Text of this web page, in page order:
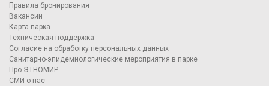
Правила бронирования
Вакансии
Карта парка
Техническая поддержка
Согласие на обработку персональных данных
Санитарно-эпидемиологические мероприятия в парке
Про ЭТНОМИР
СМИ о нас